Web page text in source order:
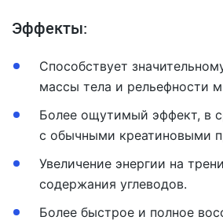
Эффекты:
Способствует
массы тела и рельефности
Более ощутимый эффект, в
с обычными креатиновыми
Увеличение энергии на
содержания углеводов.
Более быстрое и полное